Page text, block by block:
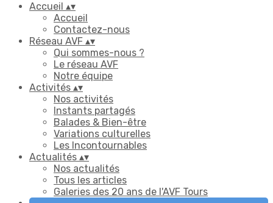
Accueil ▴▾
Accueil
Contactez-nous
Réseau AVF ▴▾
Qui sommes-nous ?
Le réseau AVF
Notre équipe
Activités ▴▾
Nos activités
Instants partagés
Balades & Bien-être
Variations culturelles
Les Incontournables
Actualités ▴▾
Nos actualités
Tous les articles
Galeries des 20 ans de l'AVF Tours